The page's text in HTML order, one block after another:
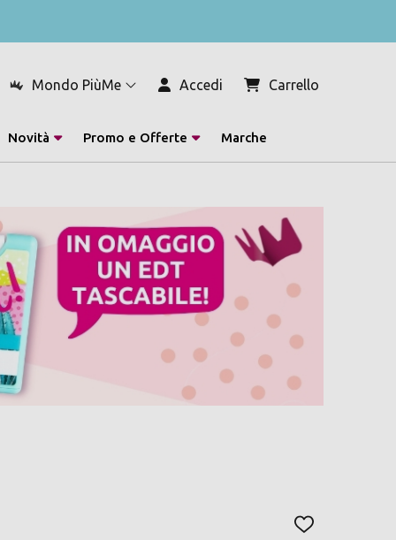
Mondo PiùMe Accedi Carrello
Novità Promo e Offerte Marche
AGGIUNGI